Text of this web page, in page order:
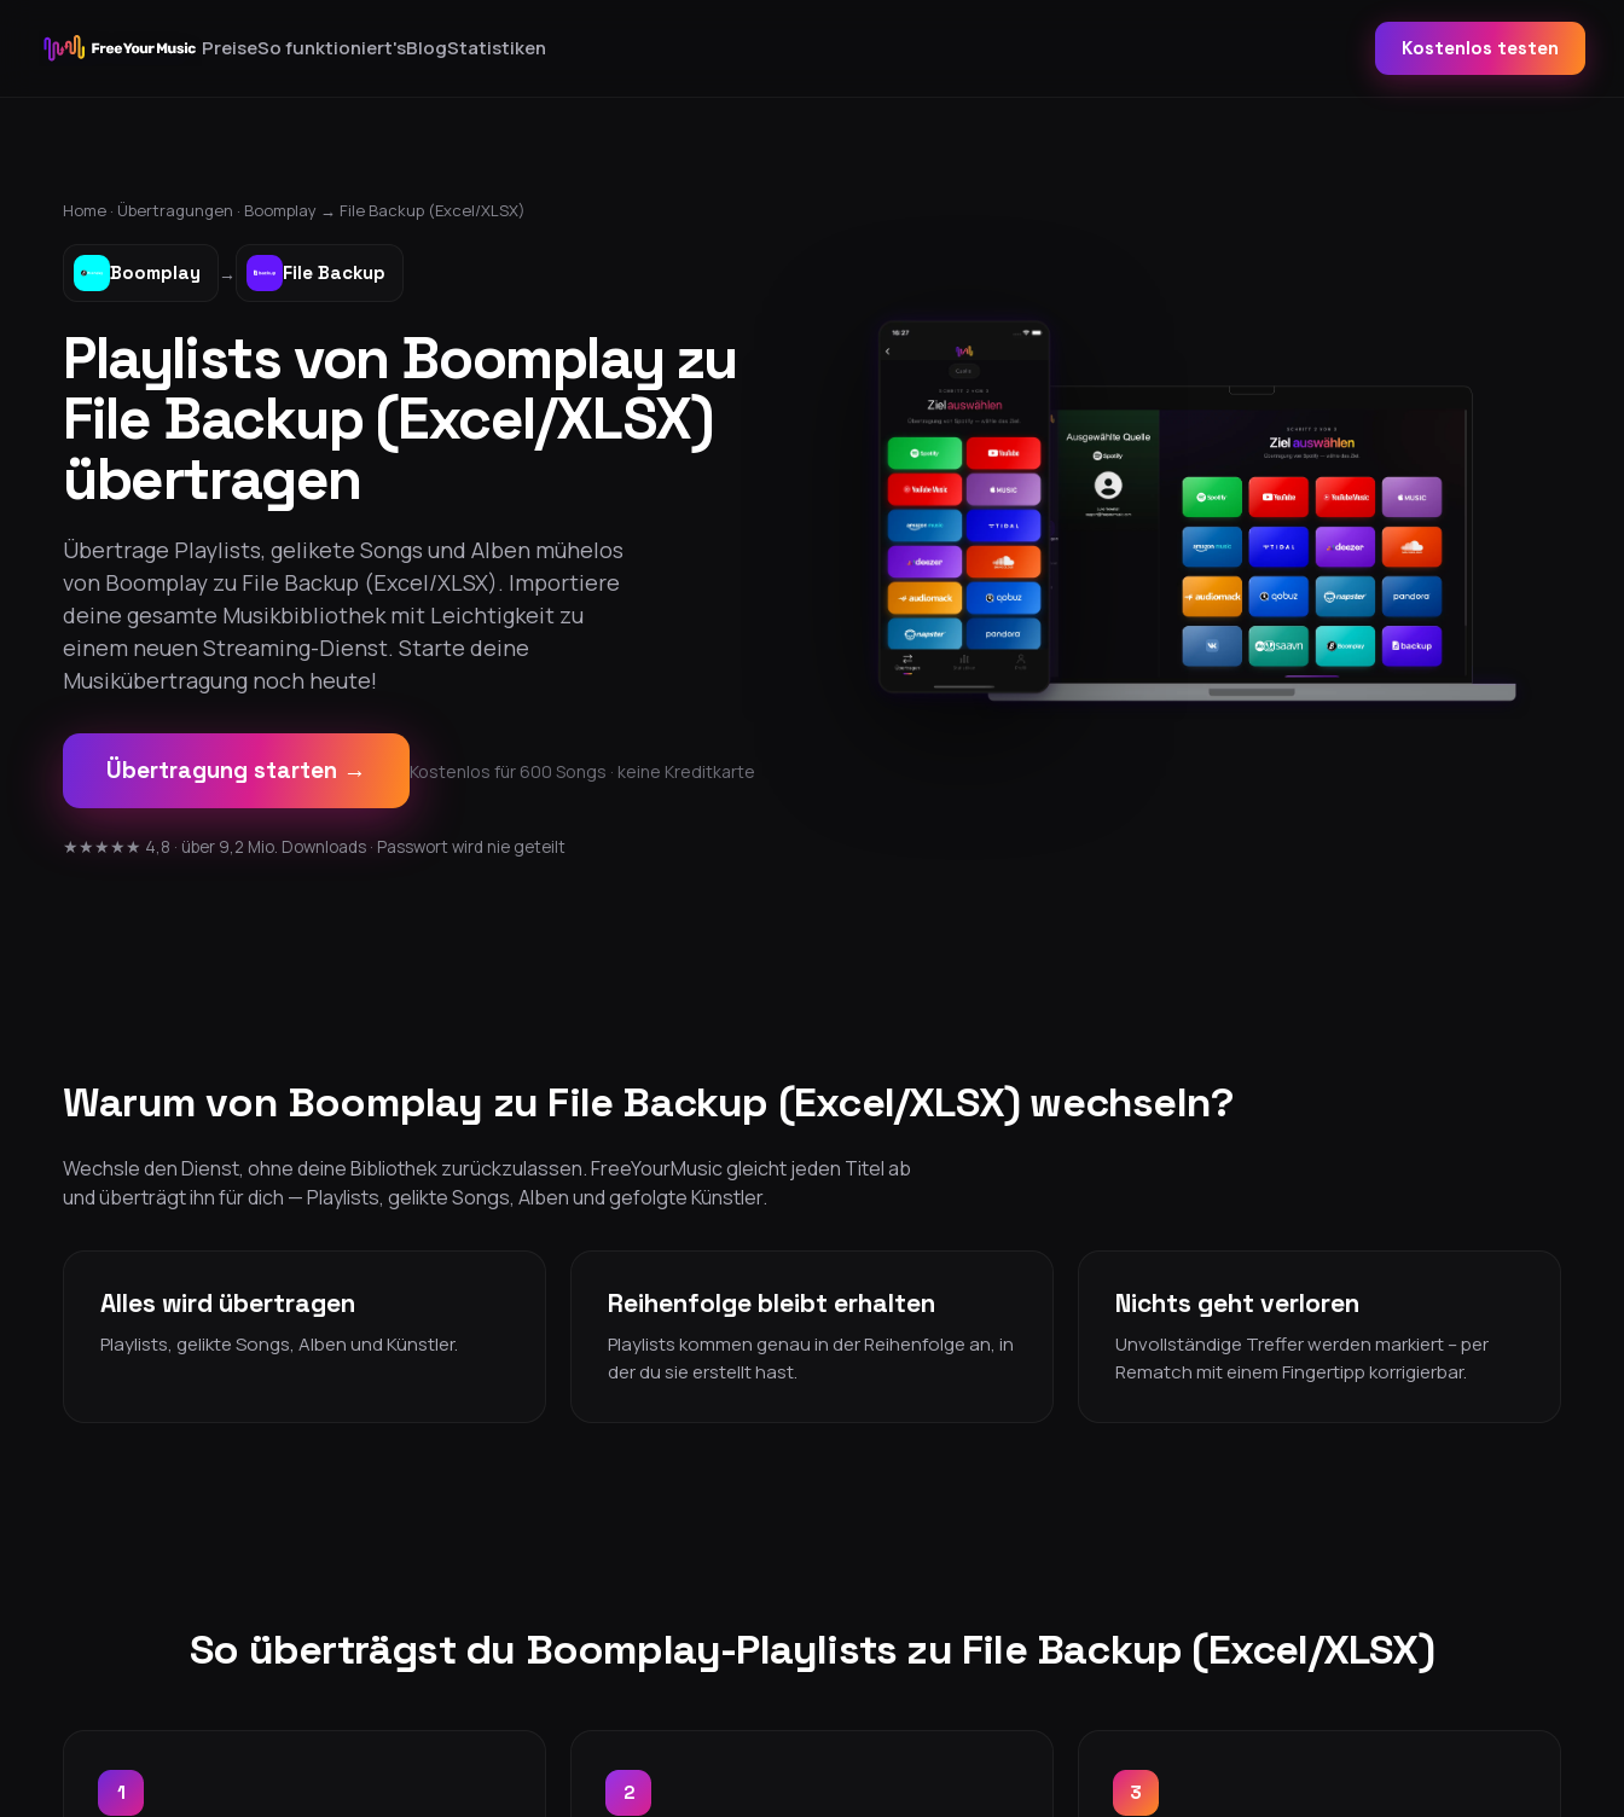
PreiseSo funktioniert'sBlogStatistiken Kostenlos testen
Home · Übertragungen · Boomplay → File Backup (Excel/XLSX)
Boomplay → File Backup
Playlists von Boomplay zu
File Backup (Excel/XLSX)
übertragen
Übertrage Playlists, gelikete Songs und Alben mühelos
von Boomplay zu File Backup (Excel/XLSX). Importiere
deine gesamte Musikbibliothek mit Leichtigkeit zu
einem neuen Streaming-Dienst. Starte deine
Musikübertragung noch heute!
Übertragung starten → Kostenlos für 600 Songs · keine Kreditkarte
★★★★★ 4,8 · über 9,2 Mio. Downloads · Passwort wird nie geteilt
Warum von Boomplay zu File Backup (Excel/XLSX) wechseln?
Wechsle den Dienst, ohne deine Bibliothek zurückzulassen. FreeYourMusic gleicht jeden Titel ab
und überträgt ihn für dich — Playlists, gelikte Songs, Alben und gefolgte Künstler.
Alles wird übertragen
Playlists, gelikte Songs, Alben und Künstler.
Reihenfolge bleibt erhalten
Playlists kommen genau in der Reihenfolge an, in
der du sie erstellt hast.
Nichts geht verloren
Unvollständige Treffer werden markiert – per
Rematch mit einem Fingertipp korrigierbar.
So überträgst du Boomplay-Playlists zu File Backup (Excel/XLSX)
1 2 3